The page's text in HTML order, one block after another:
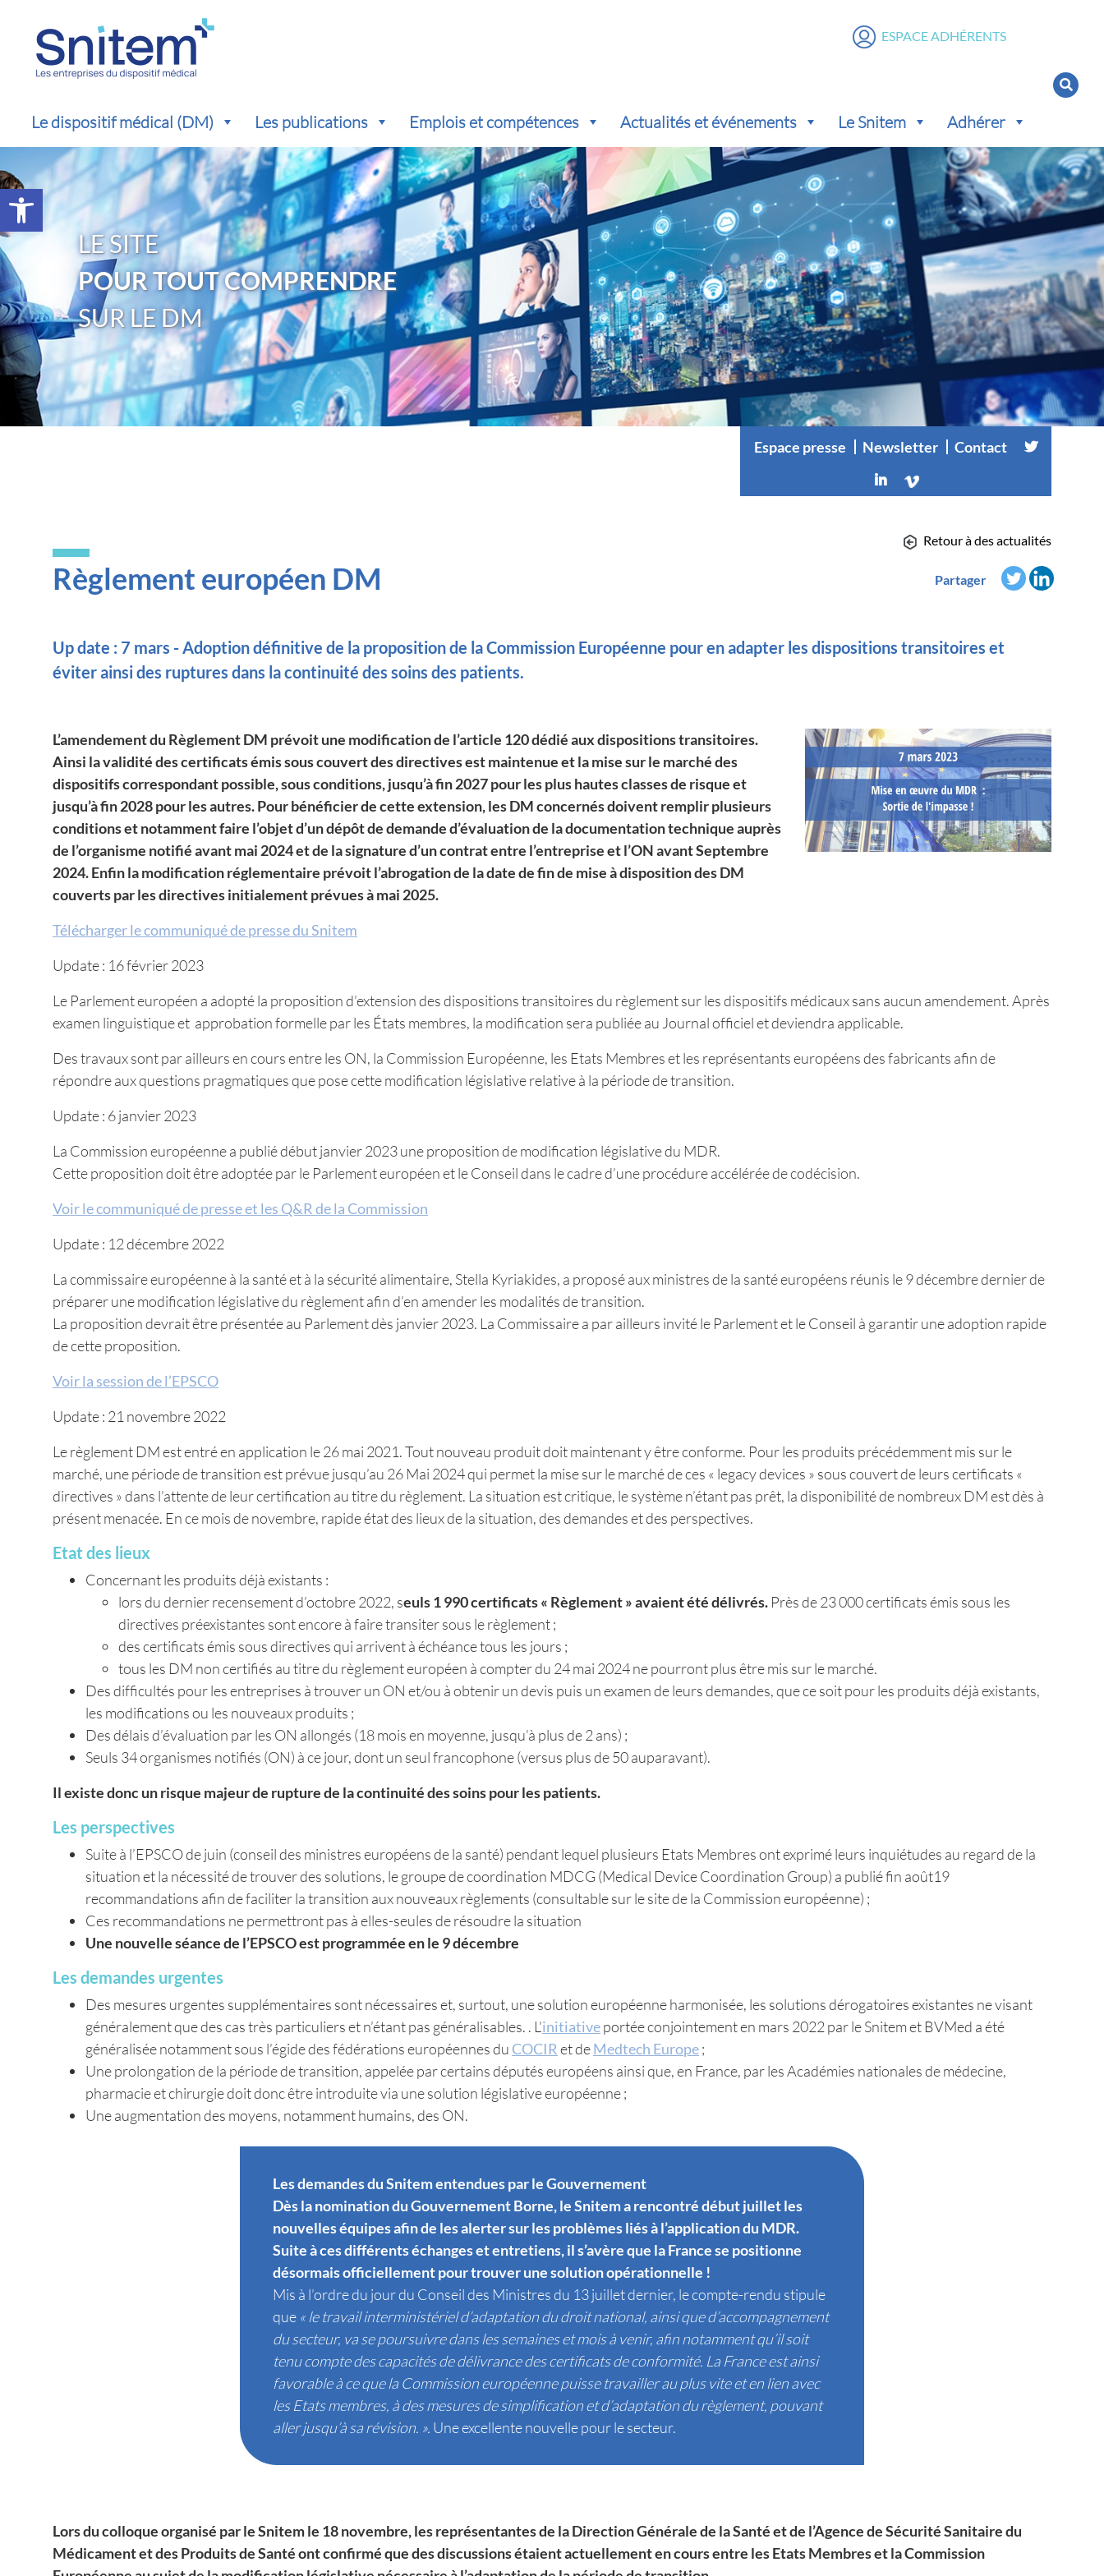
Ouvrir la barre d’outils
Le dispositif médical (DM) Les publications Emplois et compétences Actualités et événements Le Snitem Adhérer
ESPACE ADHÉRENTS
LE SITE
POUR TOUT COMPRENDRE
SUR LE DM
Espace presse Newsletter Contact
Règlement européen DM
Retour à des actualités
Partager
Up date : 7 mars - Adoption définitive de la proposition de la Commission Européenne pour en adapter les dispositions transitoires et
éviter ainsi des ruptures dans la continuité des soins des patients.
L’amendement du Règlement DM prévoit une modification de l’article 120 dédié aux dispositions transitoires.
Ainsi la validité des certificats émis sous couvert des directives est maintenue et la mise sur le marché des
dispositifs correspondant possible, sous conditions, jusqu’à fin 2027 pour les plus hautes classes de risque et
jusqu’à fin 2028 pour les autres. Pour bénéficier de cette extension, les DM concernés doivent remplir plusieurs
conditions et notamment faire l’objet d’un dépôt de demande d’évaluation de la documentation technique auprès
de l’organisme notifié avant mai 2024 et de la signature d’un contrat entre l’entreprise et l’ON avant Septembre
2024. Enfin la modification réglementaire prévoit l’abrogation de la date de fin de mise à disposition des DM
couverts par les directives initialement prévues à mai 2025.
Télécharger le communiqué de presse du Snitem
Update : 16 février 2023
Le Parlement européen a adopté la proposition d’extension des dispositions transitoires du règlement sur les dispositifs médicaux sans aucun amendement. Après
examen linguistique et approbation formelle par les États membres, la modification sera publiée au Journal officiel et deviendra applicable.
Des travaux sont par ailleurs en cours entre les ON, la Commission Européenne, les Etats Membres et les représentants européens des fabricants afin de
répondre aux questions pragmatiques que pose cette modification législative relative à la période de transition.
Update : 6 janvier 2023
La Commission européenne a publié début janvier 2023 une proposition de modification législative du MDR.
Cette proposition doit être adoptée par le Parlement européen et le Conseil dans le cadre d’une procédure accélérée de codécision.
Voir le communiqué de presse et les Q&R de la Commission
Update : 12 décembre 2022
La commissaire européenne à la santé et à la sécurité alimentaire, Stella Kyriakides, a proposé aux ministres de la santé européens réunis le 9 décembre dernier de
préparer une modification législative du règlement afin d’en amender les modalités de transition.
La proposition devrait être présentée au Parlement dès janvier 2023. La Commissaire a par ailleurs invité le Parlement et le Conseil à garantir une adoption rapide
de cette proposition.
Voir la session de l’EPSCO
Update : 21 novembre 2022
Le règlement DM est entré en application le 26 mai 2021. Tout nouveau produit doit maintenant y être conforme. Pour les produits précédemment mis sur le
marché, une période de transition est prévue jusqu’au 26 Mai 2024 qui permet la mise sur le marché de ces « legacy devices » sous couvert de leurs certificats «
directives » dans l’attente de leur certification au titre du règlement. La situation est critique, le système n’étant pas prêt, la disponibilité de nombreux DM est dès à
présent menacée. En ce mois de novembre, rapide état des lieux de la situation, des demandes et des perspectives.
Etat des lieux
Concernant les produits déjà existants :
lors du dernier recensement d’octobre 2022, seuls 1 990 certificats « Règlement » avaient été délivrés. Près de 23 000 certificats émis sous les
directives préexistantes sont encore à faire transiter sous le règlement ;
des certificats émis sous directives qui arrivent à échéance tous les jours ;
tous les DM non certifiés au titre du règlement européen à compter du 24 mai 2024 ne pourront plus être mis sur le marché.
Des difficultés pour les entreprises à trouver un ON et/ou à obtenir un devis puis un examen de leurs demandes, que ce soit pour les produits déjà existants,
les modifications ou les nouveaux produits ;
Des délais d’évaluation par les ON allongés (18 mois en moyenne, jusqu’à plus de 2 ans) ;
Seuls 34 organismes notifiés (ON) à ce jour, dont un seul francophone (versus plus de 50 auparavant).
Il existe donc un risque majeur de rupture de la continuité des soins pour les patients.
Les perspectives
Suite à l’EPSCO de juin (conseil des ministres européens de la santé) pendant lequel plusieurs Etats Membres ont exprimé leurs inquiétudes au regard de la
situation et la nécessité de trouver des solutions, le groupe de coordination MDCG (Medical Device Coordination Group) a publié fin août19
recommandations afin de faciliter la transition aux nouveaux règlements (consultable sur le site de la Commission européenne) ;
Ces recommandations ne permettront pas à elles-seules de résoudre la situation
Une nouvelle séance de l’EPSCO est programmée en le 9 décembre
Les demandes urgentes
Des mesures urgentes supplémentaires sont nécessaires et, surtout, une solution européenne harmonisée, les solutions dérogatoires existantes ne visant
généralement que des cas très particuliers et n’étant pas généralisables. . L’initiativeportée conjointement en mars 2022 par le Snitem et BVMed a été
généralisée notamment sous l’égide des fédérations européennes du COCIR et deMedtech Europe;
Une prolongation de la période de transition, appelée par certains députés européens ainsi que, en France, par les Académies nationales de médecine,
pharmacie et chirurgie doit donc être introduite via une solution législative européenne ;
Une augmentation des moyens, notamment humains, des ON.
Les demandes du Snitem entendues par le Gouvernement
Dès la nomination du Gouvernement Borne, le Snitem a rencontré début juillet les
nouvelles équipes afin de les alerter sur les problèmes liés à l’application du MDR.
Suite à ces différents échanges et entretiens, il s’avère que la France se positionne
désormais officiellement pour trouver une solution opérationnelle !
Mis à l’ordre du jour du Conseil des Ministres du 13 juillet dernier, le compte-rendu stipule
que « le travail interministériel d’adaptation du droitnational, ainsi que d’accompagnement
du secteur, va se poursuivre dans les semaines et mois à venir, afin notamment qu’il soit
tenu compte des capacités de délivrance des certificats de conformité. La France est ainsi
favorable à ce que la Commission européenne puisse travailler au plus vite et en lien avec
les Etats membres, à des mesures de simplification et d’adaptation du règlement, pouvant
aller jusqu’à sa révision. ». Une excellente nouvelle pour le secteur.
Lors du colloque organisé par le Snitem le 18 novembre, les représentantes de la Direction Générale de la Santé et de l’Agence de Sécurité Sanitaire du
Médicament et des Produits de Santé ont confirmé que des discussions étaient actuellement en cours entre les Etats Membres et la Commission